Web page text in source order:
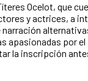
Ocelot, que
y actrices, a
apasionadas por
la inscripción